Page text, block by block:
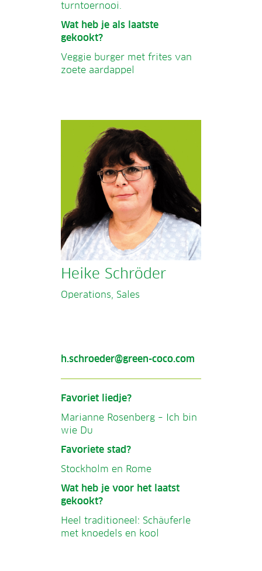
turntoernooi.
Wat heb je als laatste
gekookt?
Veggie burger met frites van
zoete aardappel
Heike Schröder
Operations, Sales
h.schroeder@green-coco.com
Favoriet liedje?
Marianne Rosenberg – Ich bin
wie Du
Favoriete stad?
Stockholm en Rome
Wat heb je voor het laatst
gekookt?
Heel traditioneel: Schäuferle
met knoedels en kool